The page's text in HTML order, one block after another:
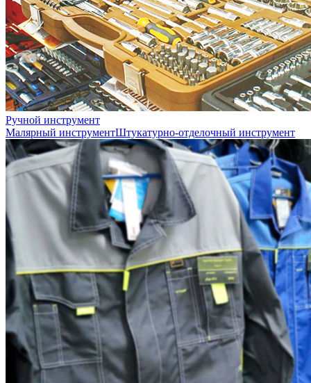
Ручной инструмент
Малярный инструментШтукатурно-отделочный инструмент